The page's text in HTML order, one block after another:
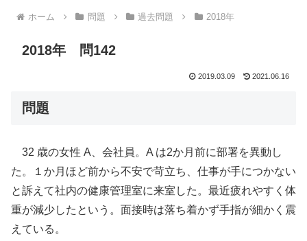
ホーム 問題 過去問題 2018年
2018年 問142
2019.03.09 2021.06.16
問題
32 歳の女性 A、会社員。A は2か月前に部署を異動し
た。１か月ほど前から不安で苛立ち、仕事が手につかない
と訴えて社内の健康管理室に来室した。最近疲れやすく体
重が減少したという。面接時は落ち着かず手指が細かく震
えている。